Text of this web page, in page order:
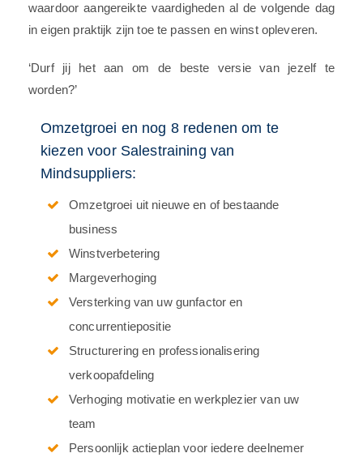
waardoor aangereikte vaardigheden al de volgende dag
in eigen praktijk zijn toe te passen en winst opleveren.
‘Durf jij het aan om de beste versie van jezelf te
worden?’
Omzetgroei en nog 8 redenen om te
kiezen voor Salestraining van
Mindsuppliers:
Omzetgroei uit nieuwe en of bestaande
business
Winstverbetering
Margeverhoging
Versterking van uw gunfactor en
concurrentiepositie
Structurering en professionalisering
verkoopafdeling
Verhoging motivatie en werkplezier van uw
team
Persoonlijk actieplan voor iedere deelnemer